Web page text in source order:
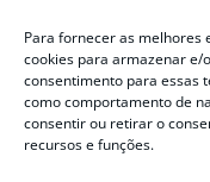
Para fornecer as melhores
cookies para armazenar e/
consentimento para essas
como comportamento de
consentir ou retirar o
recursos e funções.
Alertas Defesa Civil:
SMS 40199
ENDEREÇO
Defesa Civil do